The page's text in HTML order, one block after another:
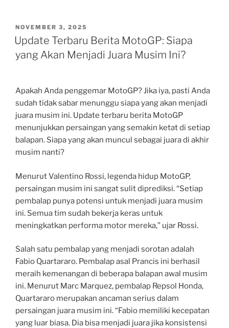
POSTED
ON
NOVEMBER 3, 2025
Update Terbaru Berita MotoGP: Siapa
yang Akan Menjadi Juara Musim Ini?
Apakah Anda penggemar MotoGP? Jika iya, pasti Anda
sudah tidak sabar menunggu siapa yang akan menjadi
juara musim ini. Update terbaru berita MotoGP
menunjukkan persaingan yang semakin ketat di setiap
balapan. Siapa yang akan muncul sebagai juara di akhir
musim nanti?
Menurut Valentino Rossi, legenda hidup MotoGP,
persaingan musim ini sangat sulit diprediksi. “Setiap
pembalap punya potensi untuk menjadi juara musim
ini. Semua tim sudah bekerja keras untuk
meningkatkan performa motor mereka,” ujar Rossi.
Salah satu pembalap yang menjadi sorotan adalah
Fabio Quartararo. Pembalap asal Prancis ini berhasil
meraih kemenangan di beberapa balapan awal musim
ini. Menurut Marc Marquez, pembalap Repsol Honda,
Quartararo merupakan ancaman serius dalam
persaingan juara musim ini. “Fabio memiliki kecepatan
yang luar biasa. Dia bisa menjadi juara jika konsistensi